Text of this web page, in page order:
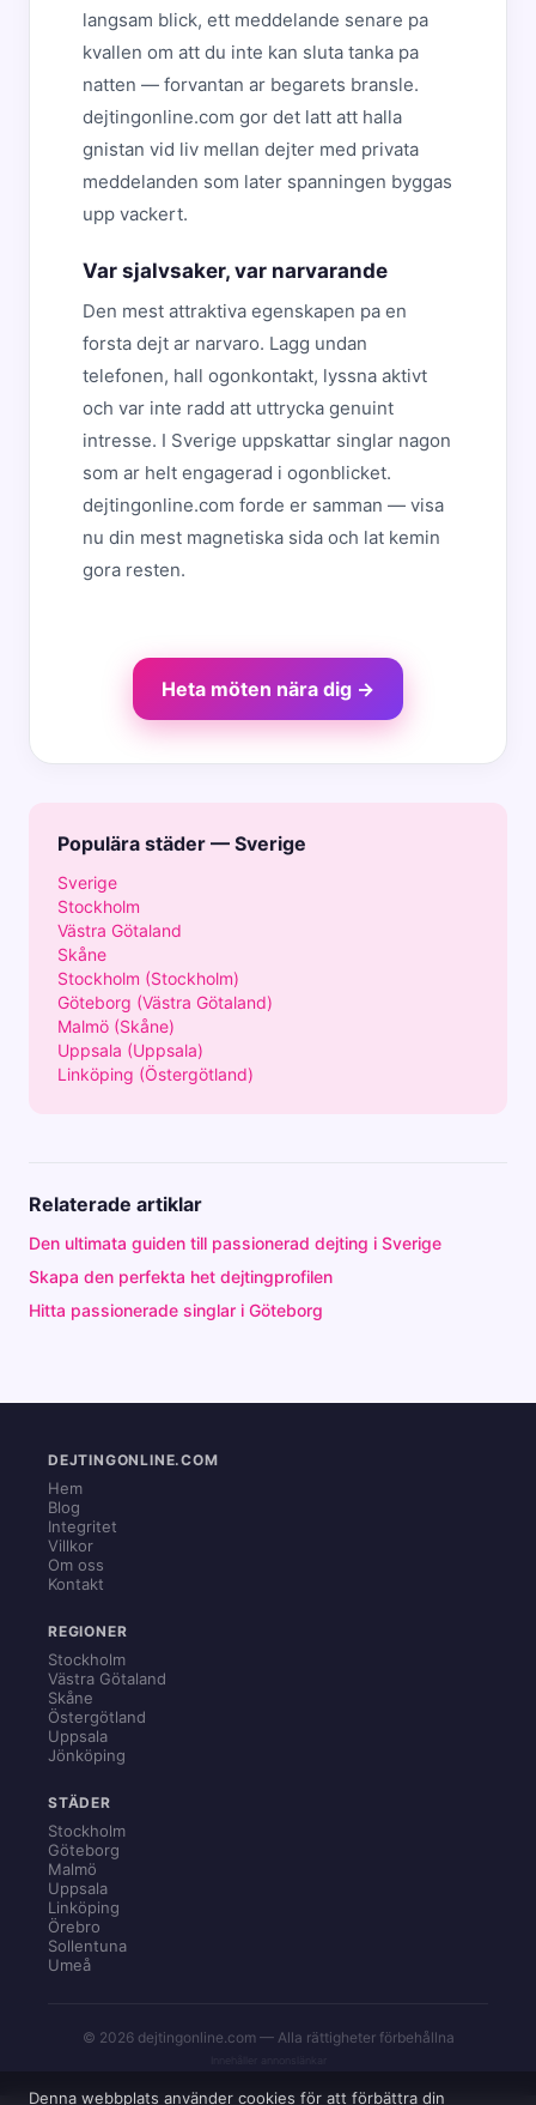
langsam blick, ett meddelande senare pa
kvallen om att du inte kan sluta tanka pa
natten — forvantan ar begarets bransle.
dejtingonline.com gor det latt att halla
gnistan vid liv mellan dejter med privata
meddelanden som later spanningen byggas
upp vackert.
Var sjalvsaker, var narvarande
Den mest attraktiva egenskapen pa en
forsta dejt ar narvaro. Lagg undan
telefonen, hall ogonkontakt, lyssna aktivt
och var inte radd att uttrycka genuint
intresse. I Sverige uppskattar singlar nagon
som ar helt engagerad i ogonblicket.
dejtingonline.com forde er samman — visa
nu din mest magnetiska sida och lat kemin
gora resten.
Heta möten nära dig →
Populära städer — Sverige
Sverige
Stockholm
Västra Götaland
Skåne
Stockholm (Stockholm)
Göteborg (Västra Götaland)
Malmö (Skåne)
Uppsala (Uppsala)
Linköping (Östergötland)
Relaterade artiklar
Den ultimata guiden till passionerad dejting i Sverige
Skapa den perfekta het dejtingprofilen
Hitta passionerade singlar i Göteborg
DEJTINGONLINE.COM
Hem
Blog
Integritet
Villkor
Om oss
Kontakt
REGIONER
Stockholm
Västra Götaland
Skåne
Östergötland
Uppsala
Jönköping
STÄDER
Stockholm
Göteborg
Malmö
Uppsala
Linköping
Örebro
Sollentuna
Umeå
© 2026 dejtingonline.com — Alla rättigheter förbehållna
Denna webbplats använder cookies för att förbättra din